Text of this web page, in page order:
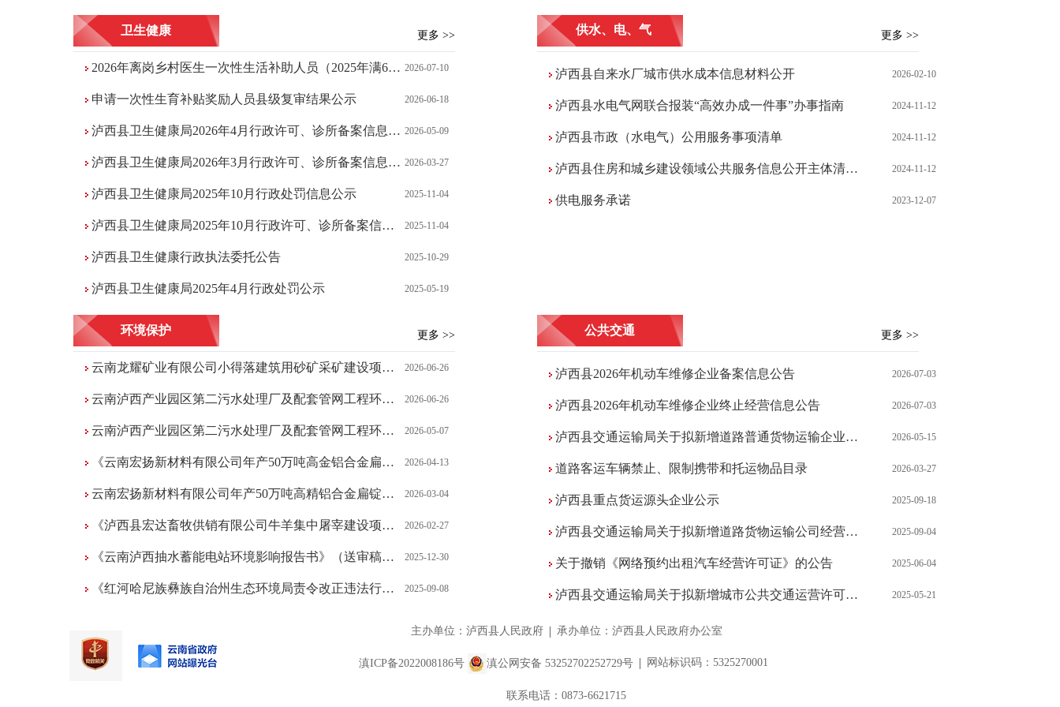
卫生健康 更多 >>
2026年离岗乡村医生一次性生活补助人员（2025年满60周岁）公示名单 2026-07-10
申请一次性生育补贴奖励人员县级复审结果公示 2026-06-18
泸西县卫生健康局2026年4月行政许可、诊所备案信息公示 2026-05-09
泸西县卫生健康局2026年3月行政许可、诊所备案信息公示 2026-03-27
泸西县卫生健康局2025年10月行政处罚信息公示 2025-11-04
泸西县卫生健康局2025年10月行政许可、诊所备案信息公示 2025-11-04
泸西县卫生健康行政执法委托公告 2025-10-29
泸西县卫生健康局2025年4月行政处罚公示 2025-05-19
供水、电、气 更多 >>
泸西县自来水厂城市供水成本信息材料公开 2026-02-10
泸西县水电气网联合报装“高效办成一件事”办事指南 2024-11-12
泸西县市政（水电气）公用服务事项清单 2024-11-12
泸西县住房和城乡建设领域公共服务信息公开主体清单（2024） 2024-11-12
供电服务承诺 2023-12-07
环境保护 更多 >>
云南龙耀矿业有限公司小得落建筑用砂矿采矿建设项目环境影响评价公众参与第一次信息公示 2026-06-26
云南泸西产业园区第二污水处理厂及配套管网工程环境影响报告书报批前公示 2026-06-26
云南泸西产业园区第二污水处理厂及配套管网工程环境影响报告书（征求意见稿）公众参与信息公示 2026-05-07
《云南宏扬新材料有限公司年产50万吨高金铝合金扁锭项目》环境影响评价公众参与征求意见稿公示 2026-04-13
云南宏扬新材料有限公司年产50万吨高精铝合金扁锭项目环境影响评价第一次公示 2026-03-04
《泸西县宏达畜牧供销有限公司牛羊集中屠宰建设项目》环境影响报告书报批前公示 2026-02-27
《云南泸西抽水蓄能电站环境影响报告书》（送审稿）和《云南泸西抽水蓄能电站环境影响评价公众参与说明》公示 2025-12-30
《红河哈尼族彝族自治州生态环境局责令改正违法行为决定书》（红泸环责改字〔2025〕05号）（泸西县耀城商品混凝土有限责任公司） 2025-09-08
公共交通 更多 >>
泸西县2026年机动车维修企业备案信息公告 2026-07-03
泸西县2026年机动车维修企业终止经营信息公告 2026-07-03
泸西县交通运输局关于拟新增道路普通货物运输企业经营许可的公示 2026-05-15
道路客运车辆禁止、限制携带和托运物品目录 2026-03-27
泸西县重点货运源头企业公示 2025-09-18
泸西县交通运输局关于拟新增道路货物运输公司经营许可的公示 2025-09-04
关于撤销《网络预约出租汽车经营许可证》的公告 2025-06-04
泸西县交通运输局关于拟新增城市公共交通运营许可的公示 2025-05-21
主办单位：泸西县人民政府 承办单位：泸西县人民政府办公室
滇ICP备2022008186号 滇公网安备 53252702252729号 网站标识码：5325270001
联系电话：0873-6621715